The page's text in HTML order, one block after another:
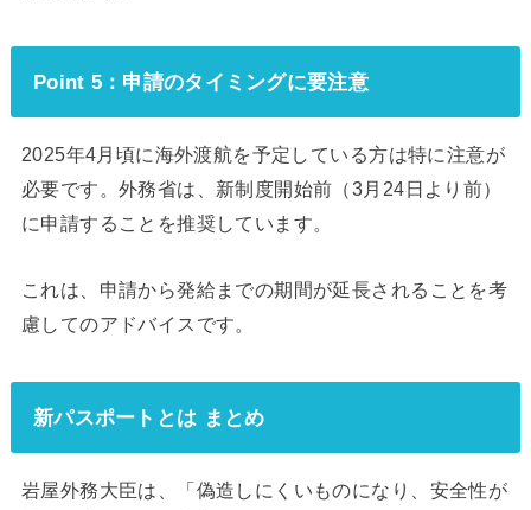
Point 5：申請のタイミングに要注意
2025年4月頃に海外渡航を予定している方は特に注意が
必要です。外務省は、新制度開始前（3月24日より前）
に申請することを推奨しています。
これは、申請から発給までの期間が延長されることを考
慮してのアドバイスです。
新パスポートとは まとめ
岩屋外務大臣は、「偽造しにくいものになり、安全性が